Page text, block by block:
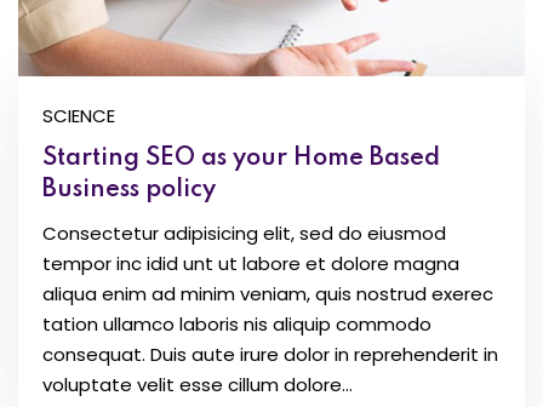
SCIENCE
Starting SEO as your Home Based
Business policy
Consectetur adipisicing elit, sed do eiusmod
tempor inc idid unt ut labore et dolore magna
aliqua enim ad minim veniam, quis nostrud exerec
tation ullamco laboris nis aliquip commodo
consequat. Duis aute irure dolor in reprehenderit in
voluptate velit esse cillum dolore...